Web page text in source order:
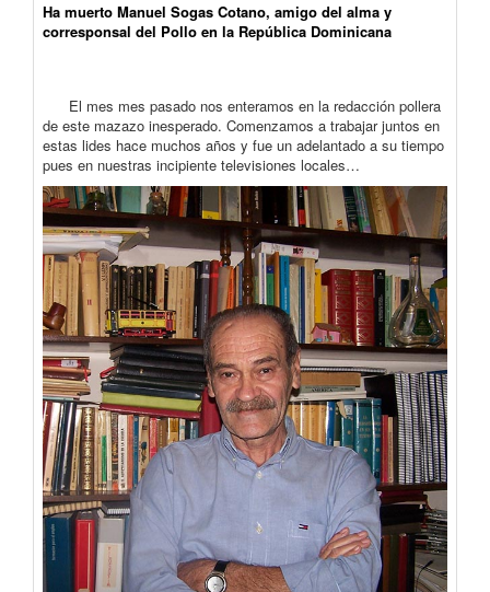
Ha muerto Manuel Sogas Cotano, amigo del alma y
corresponsal del Pollo en la República Dominicana
El mes mes pasado nos enteramos en la redacción pollera
de este mazazo inesperado. Comenzamos a trabajar juntos en
estas lides hace muchos años y fue un adelantado a su tiempo
pues en nuestras incipiente televisiones locales…